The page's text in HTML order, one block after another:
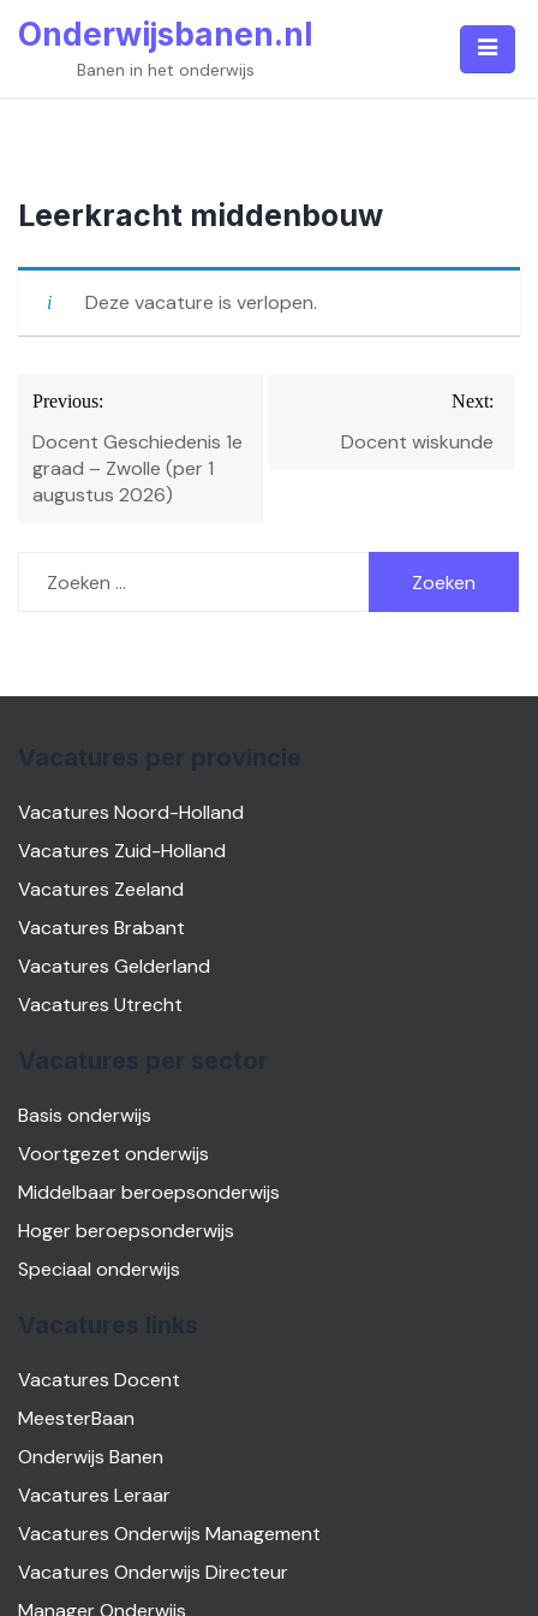
Onderwijsbanen.nl
Banen in het onderwijs
Leerkracht middenbouw
Deze vacature is verlopen.
Bericht
navigatie
Previous:
Docent Geschiedenis 1e
graad – Zwolle (per 1
augustus 2026)
Next:
Docent wiskunde
naar:
Vacatures Noord-Holland
Vacatures Zuid-Holland
Vacatures Zeeland
Vacatures Brabant
Vacatures Gelderland
Vacatures Utrecht
Basis onderwijs
Voortgezet onderwijs
Middelbaar beroepsonderwijs
Hoger beroepsonderwijs
Speciaal onderwijs
Vacatures Docent
MeesterBaan
Onderwijs Banen
Vacatures Leraar
Vacatures Onderwijs Management
Vacatures Onderwijs Directeur
Manager Onderwijs